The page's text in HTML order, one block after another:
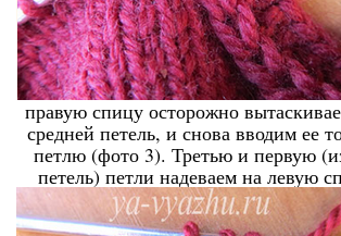
правую спицу осторожно
средней петель, и снова вводим ее
петлю (фото 3). Третью и первую
петель) петли надеваем на левую